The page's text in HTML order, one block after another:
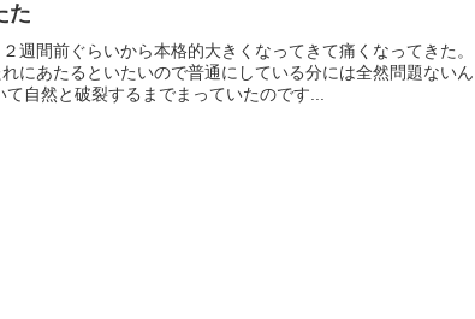
た
週間前ぐらいから本格的大きくなってきて痛くなってきた。
にあたるといたいので普通にしている分には全然問題ないん
自然と破裂するまでまっていたのです...